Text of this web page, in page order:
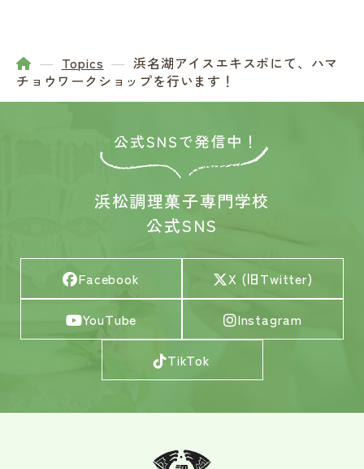
Topics
浜名湖アイスエキスポにて、ハマ
チョウワークショップを行います！
浜松調理菓子専門学校
公式SNS
Facebook X (旧Twitter)
YouTube Instagram
TikTok